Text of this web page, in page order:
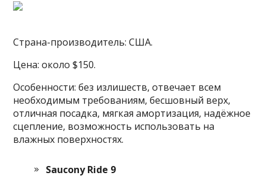
Страна-производитель: США.
Цена: около $150.
Особенности: без излишеств, отвечает всем
необходимым требованиям, бесшовный верх,
отличная посадка, мягкая амортизация, надёжное
сцепление, возможность использовать на
влажных поверхностях.
Saucony Ride 9